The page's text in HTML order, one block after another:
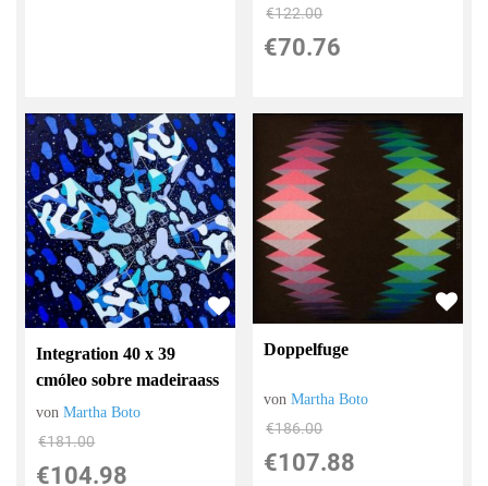
€122.00
€70.76
Integration 40 x 39
cmóleo sobre madeiraass
vonMartha Boto
€181.00
€104.98
Doppelfuge
vonMartha Boto
€186.00
€107.88